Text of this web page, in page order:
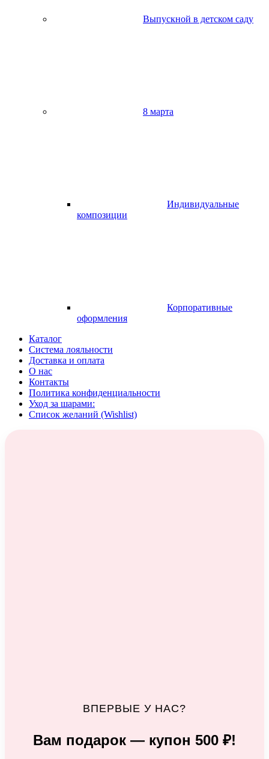
Выпускной в детском саду
8 марта
Индивидуальные
композиции
Корпоративные
оформления
Каталог
Система лояльности
Доставка и оплата
О нас
Контакты
Политика конфиденциальности
Уход за шарами:
Список желаний (Wishlist)
ВПЕРВЫЕ У НАС?
Вам подарок — купон 500 ₽!